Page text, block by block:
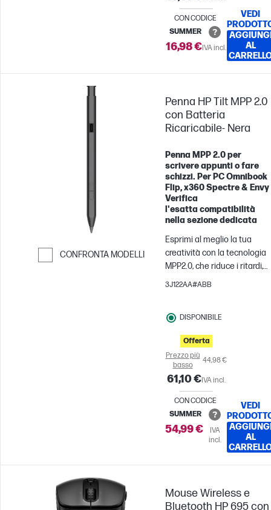
CON CODICE
SUMMER
16,98 €IVA incl.
VEDI
AL
CONFRONTA MODELLI
Penna HP Tilt MPP 2.0
con Batteria
Ricaricabile- Nera
Penna MPP 2.0 per
scrivere appunti o fare
schizzi. Per PC Omnibook
Flip, x360 Spectre & Envy
Verifica
l'esatta compatibilità
nella sezione dedicata
Esprimi al meglio la tua
creatività con la tecnologia
MPP2.0, che riduce i ritardi,
oltre a garantire transizioni
3J122AA#ABB
DISPONIBILE
Offerta
Prezzo più
basso
44,98 €
61,10 €IVA incl.
CON CODICE
SUMMER
54,99 €
IVA
incl.
VEDI
AL
Mouse Wireless e
Bluetooth HP 695 con